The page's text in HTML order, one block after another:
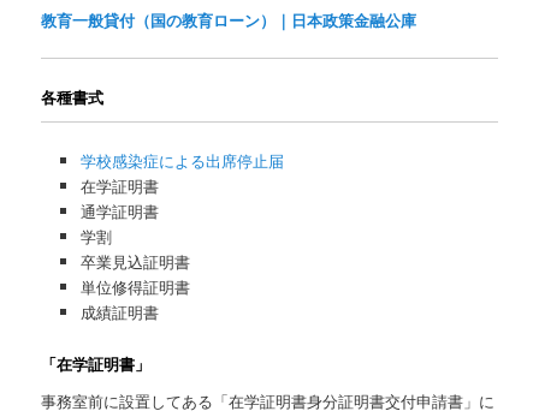
教育一般貸付（国の教育ローン）｜日本政策金融公庫
各種書式
学校感染症による出席停止届
在学証明書
通学証明書
学割
卒業見込証明書
単位修得証明書
成績証明書
「在学証明書」
事務室前に設置してある「在学証明書身分証明書交付申請書」に